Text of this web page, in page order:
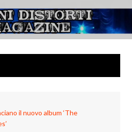
Suoni Distorti
Magazine
sonorità alternative
il nuovo album ‘The